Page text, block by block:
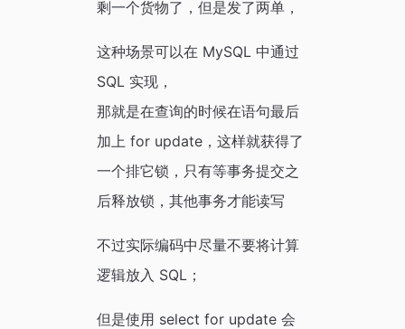
剩一个货物了，但是发了两单，
这种场景可以在 MySQL 中通过
SQL 实现，
那就是在查询的时候在语句最后
加上 for update，这样就获得了
一个排它锁，只有等事务提交之
后释放锁，其他事务才能读写
不过实际编码中尽量不要将计算
逻辑放入 SQL；
但是使用 select for update 会